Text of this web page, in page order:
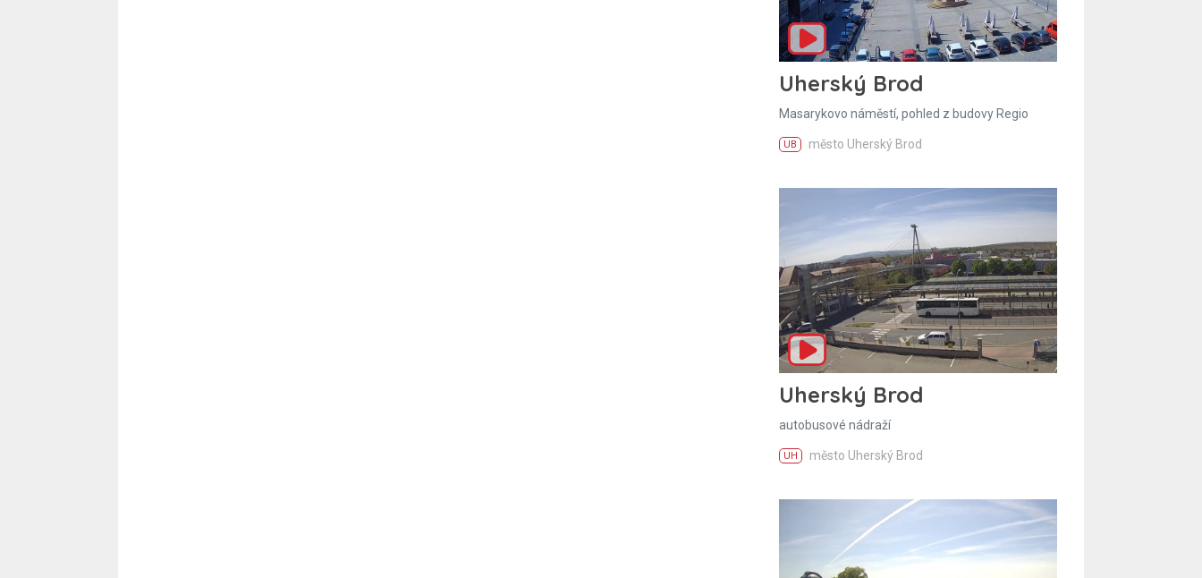
Uherský Brod
Masarykovo náměstí, pohled z budovy Regio
UB město Uherský Brod
Uherský Brod
autobusové nádraží
UH město Uherský Brod